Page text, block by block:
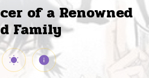
of a Renowned
Family